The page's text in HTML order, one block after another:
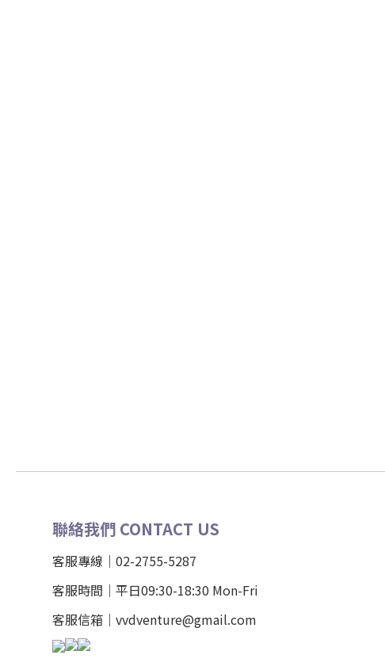
聯絡我們 CONTACT US
客服專線｜02-2755-5287
客服時間｜平日09:30-18:30 Mon-Fri
客服信箱｜vvdventure@gmail.com